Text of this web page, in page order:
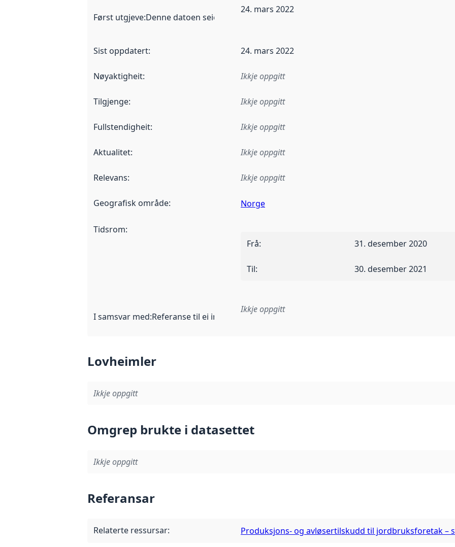
Først utgjeve:Denne datoen seier når dataa i dette datasettet først blei utgitt. Det kan ha
24. mars 2022
Sist oppdatert: 24. mars 2022
Nøyaktigheit: Ikkje oppgitt
Tilgjenge: Ikkje oppgitt
Fullstendigheit: Ikkje oppgitt
Aktualitet: Ikkje oppgitt
Relevans: Ikkje oppgitt
Geografisk område: Norge
Tidsrom:
Frå: 31. desember 2020
Til: 30. desember 2021
I samsvar med:Referanse til ei implementeringsregel eller anna spesifikasjon som ligg til
Ikkje oppgitt
Lovheimler
Ikkje oppgitt
Omgrep brukte i datasettet
Ikkje oppgitt
Referansar
Relaterte ressursar: Produksjons- og avløsertilskudd til jordbruksforetak –